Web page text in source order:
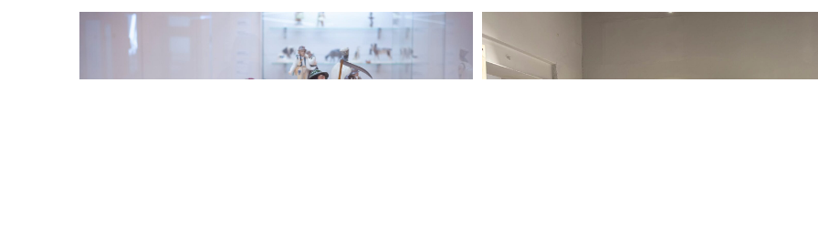
Odtwarzacz
dźwiękowych
Odtwarzacz
plików
dźwiękowych